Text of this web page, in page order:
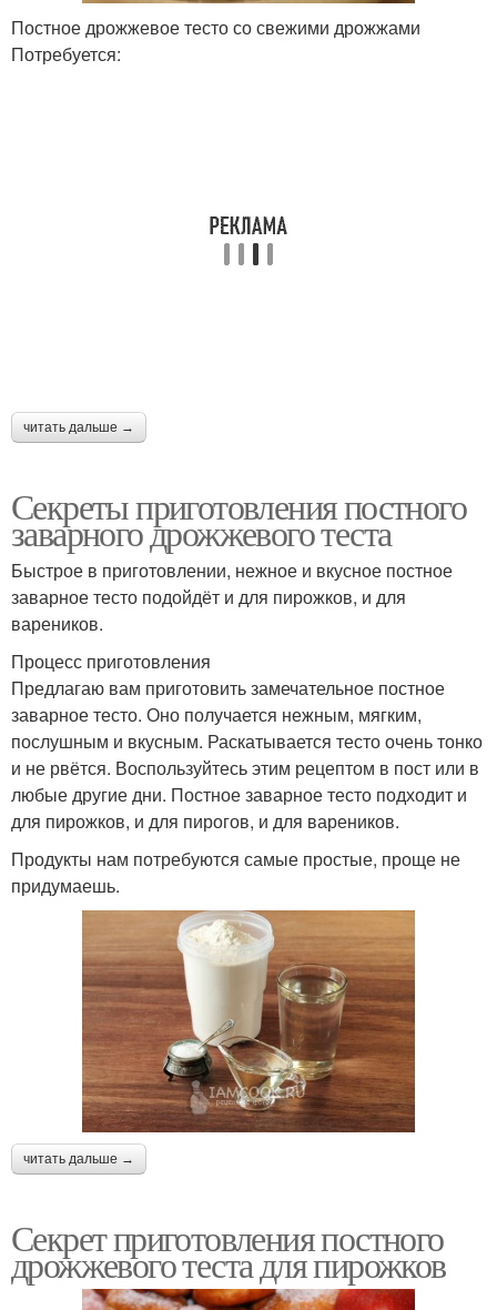
Тесто с крахмалом
Безопарное тесто Вокзальное тесто
Тесто на кипятке Картофельное тесто
Тесто для беляшей Тесто на кефире
Тесто для пирожков-
Тесто для рыбного
пирога
Тесто на сметане
Постное дрожжевое тесто со свежими дрожжами
Потребуется:
читать дальше →
Секреты приготовления постного
заварного дрожжевого теста
Быстрое в приготовлении, нежное и вкусное постное
заварное тесто подойдёт и для пирожков, и для
вареников.
Процесс приготовления
Предлагаю вам приготовить замечательное постное
заварное тесто. Оно получается нежным, мягким,
послушным и вкусным. Раскатывается тесто очень тонко
и не рвётся. Воспользуйтесь этим рецептом в пост или в
любые другие дни. Постное заварное тесто подходит и
для пирожков, и для пирогов, и для вареников.
Продукты нам потребуются самые простые, проще не
придумаешь.
читать дальше →
Секрет приготовления постного
дрожжевого теста для пирожков